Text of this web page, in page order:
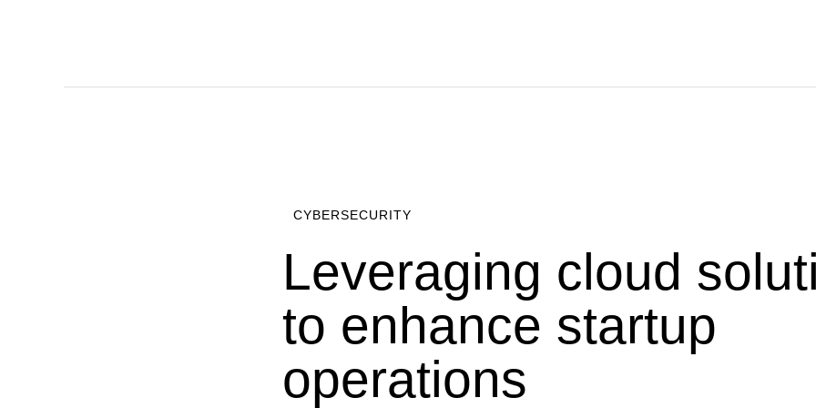
CYBERSECURITY
Leveraging cloud
to enhance startup
operations